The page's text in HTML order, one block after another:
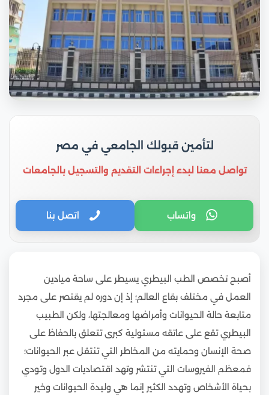
لتأمين قبولك الجامعي في مصر
تواصل معنا لبدء إجراءات التقديم والتسجيل بالجامعات
واتساب اتصل بنا
أصبح تخصص الطب البيطري يسيطر على ساحة ميادين
العمل في مختلف بقاع العالم؛ إذ إن دوره لم يقتصر على مجرد
متابعة حالة الحيوانات وأمراضها ومعالجتها، ولكن الطبيب
البيطري تقع على عاتقه مسئولية كبرى تتعلق بالحفاظ على
صحة الإنسان وحمايته من المخاطر التي تنتقل عبر الحيوانات؛
فمعظم الفيروسات التي تنتشر وتهد اقتصاديات الدول وتودي
بحياة الأشخاص وتهدد الكثير إنما هي وليدة الحيوانات وخير